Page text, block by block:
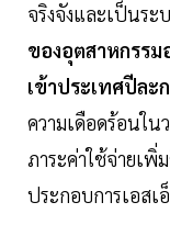
จริงจังและเป็นระ
ของอุตสาหกรรม
เข้าประเทศปีละ
ความเดือดร้อนใ
ภาระค่าใช้จ่ายเพิ่
ประกอบการเอสเ